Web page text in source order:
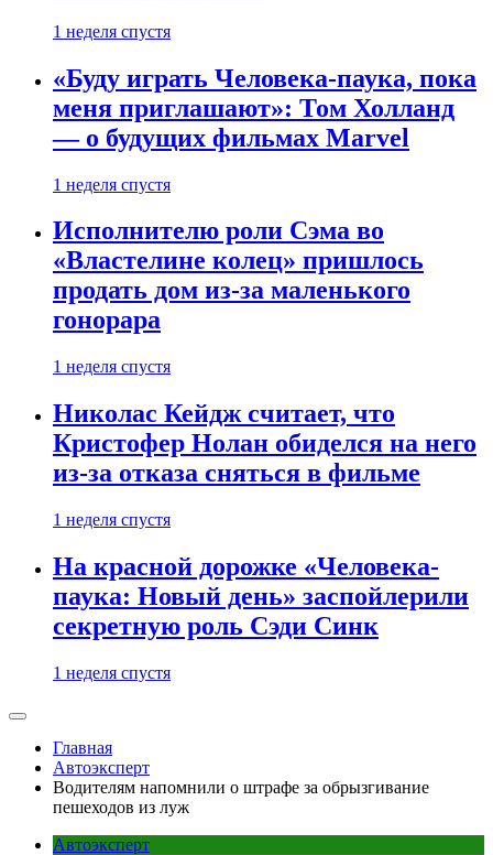
1 неделя спустя
«Буду играть Человека-паука, пока
меня приглашают»: Том Холланд
— о будущих фильмах Marvel
1 неделя спустя
Исполнителю роли Сэма во
«Властелине колец» пришлось
продать дом из-за маленького
гонорара
1 неделя спустя
Николас Кейдж считает, что
Кристофер Нолан обиделся на него
из-за отказа сняться в фильме
1 неделя спустя
На красной дорожке «Человека-
паука: Новый день» заспойлерили
секретную роль Сэди Синк
1 неделя спустя
Главная
Автоэксперт
Водителям напомнили о штрафе за обрызгивание
пешеходов из луж
Автоэксперт